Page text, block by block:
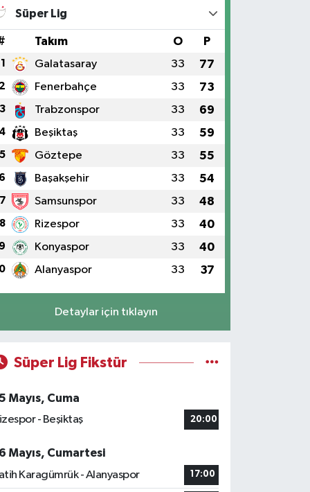
Süper Lig
Takım O P
1 Galatasaray 33 77
2 Fenerbahçe 33 73
3 Trabzonspor 33 69
4 Beşiktaş 33 59
5 Göztepe 33 55
6 Başakşehir 33 54
7 Samsunspor 33 48
8 Rizespor 33 40
9 Konyaspor 33 40
Alanyaspor 33 37
Detaylar için tıklayın
Süper Lig Fikstür
Mayıs, Cuma
- Beşiktaş
20:00
Mayıs, Cumartesi
Karagümrük - Alanyaspor
17:00